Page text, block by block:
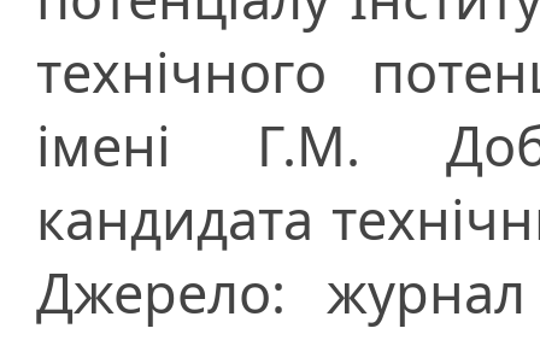
технічного
імені Г.М.
кандидата
Джерело: журнал